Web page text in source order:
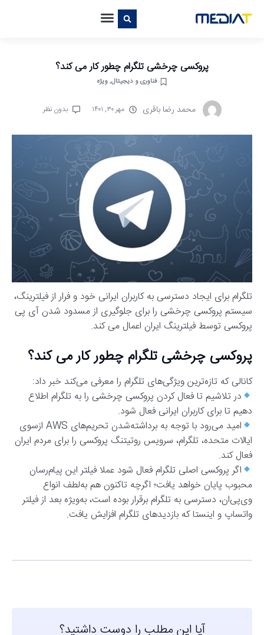
پروکسی چرخشی تلگرام چطور کار می کند؟
فناوری و دیجیتال,ویژه
محمد رضا باقری مهر ۳۰, ۱۴۰۱ بدون نظر
تلگرام برای ایجاد دسترسی به کاربران ایرانی خود و فرار از فیلترینگ،
سیستم پروکسی چرخشی را برای جلوگیری از مسدود شدن آی پی
پروکسی توسط فیلترینگ ایران اعمال می کند.
پروکسی چرخشی تلگرام چطور کار می کند؟
کانالی که تازه‌ترين ویژگی‌های‌ تلگرام را معرفی می‌کند خبر داد:
در تلاشیم تا فعال کردن پروکسی چرخشی را به تلگرام اطلاع
دهیم تا برای کاربران ایرانی فعال شود.
امید می‌رود با توجه به برداشته‌شدن تحريم‌های AWS ازسوی
ایالات متحده، تلگرام، سرویس روتیتنگ پروکسی را برای مردم ایران
فعال کند.
اگر پروکسی اصلی تلگرام فعال شود عملا فیلتر این پیام‌رسان
محبوب پایان خواهد یافت؛ اگرچه تاکنون هم به‌لطف انواع
وی‌پی‌ان، دسترسی به تلگرام برقرار بوده است، به‌ویژه بعد از فیلتر
واتساپ و اینستا که بازدیدهای تلگرام افزایش یافت.
آیا این مطلب را دوست داشتید؟